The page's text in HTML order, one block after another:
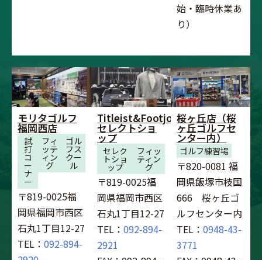
始・臨時休業あ
り）
モリタゴルフ
福岡西店
試
打
コ
ー
ナ
ー
フィ
ッテ
ィン
グ
ゴル
フス
クー
ル
〒819-0025福
岡県福岡市西区
石丸1丁目12-27
TEL： 092-894-
Titleist&Footjoy
セレクトショ
ップ
セレク
トショ
ップ
フィッ
ティン
グ
〒819-0025福
岡県福岡市西区
石丸1丁目12-27
TEL： 092-894-
2921
桜ヶ丘店（桜
ヶ丘ゴルフセ
ンター内）
ゴルフ練習場
〒820-0081 福
岡県飯塚市枝国
666 桜ヶ丘ゴ
ルフセンター内
TEL： 0948-43-
3771